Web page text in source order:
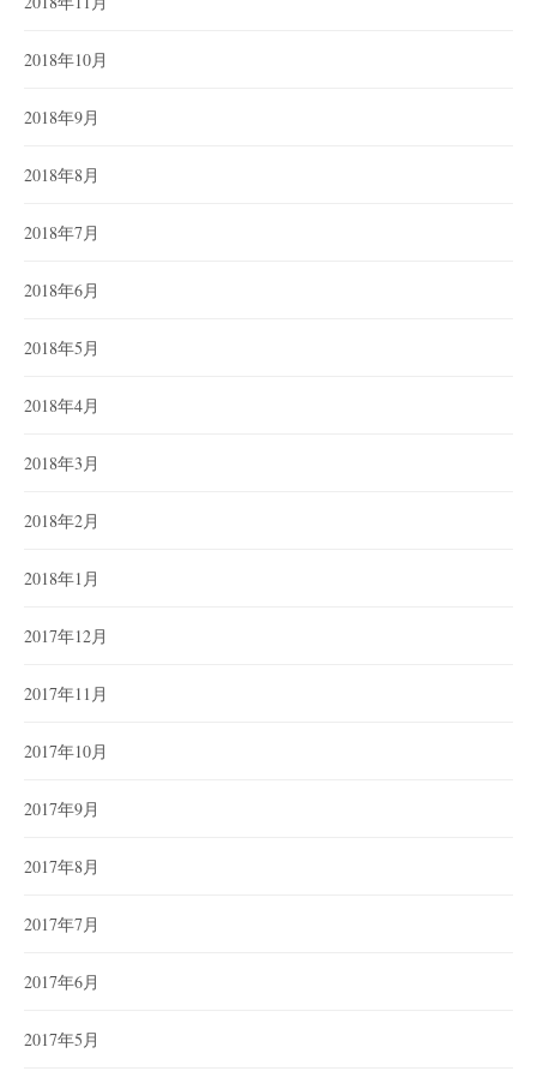
2018年10月
2018年9月
2018年8月
2018年7月
2018年6月
2018年5月
2018年4月
2018年3月
2018年2月
2018年1月
2017年12月
2017年11月
2017年10月
2017年9月
2017年8月
2017年7月
2017年6月
2017年5月